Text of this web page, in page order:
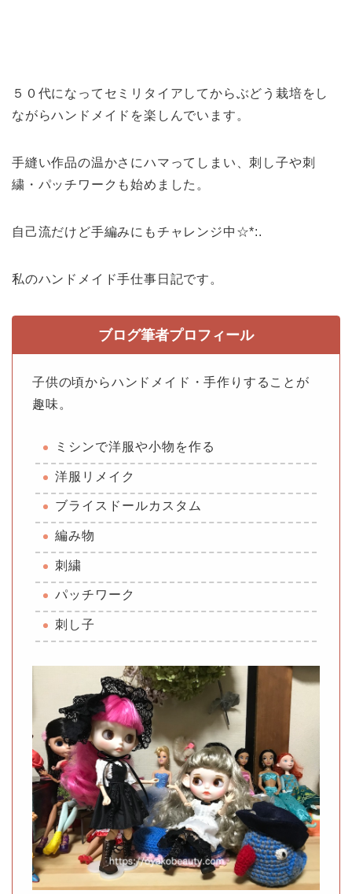
５０代になってセミリタイアしてからぶどう栽培をし
ながらハンドメイドを楽しんでいます。
手縫い作品の温かさにハマってしまい、刺し子や刺
繍・パッチワークも始めました。
自己流だけど手編みにもチャレンジ中☆*:.
私のハンドメイド手仕事日記です。
ブログ筆者プロフィール
子供の頃からハンドメイド・手作りすることが
趣味。
ミシンで洋服や小物を作る
洋服リメイク
ブライスドールカスタム
編み物
刺繍
パッチワーク
刺し子